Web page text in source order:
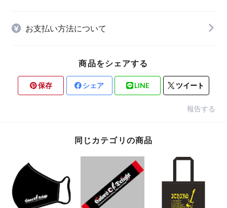
お支払い方法について
商品をシェアする
保存 シェア LINE ツイート
報告する
同じカテゴリの商品